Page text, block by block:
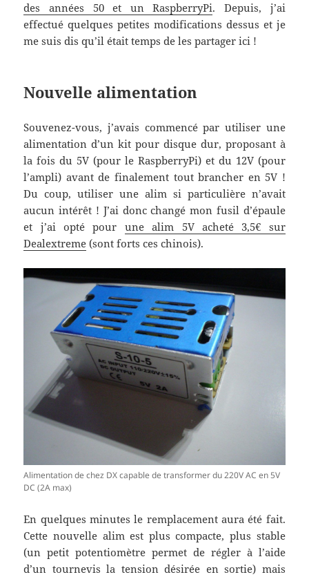
des années 50 et un RaspberryPi. Depuis, j’ai
effectué quelques petites modifications dessus et je
me suis dis qu’il était temps de les partager ici !
Nouvelle alimentation
Souvenez-vous, j’avais commencé par utiliser une
alimentation d’un kit pour disque dur, proposant à
la fois du 5V (pour le RaspberryPi) et du 12V (pour
l’ampli) avant de finalement tout brancher en 5V !
Du coup, utiliser une alim si particulière n’avait
aucun intérêt ! J’ai donc changé mon fusil d’épaule
et j’ai opté pour une alim 5V acheté 3,5€ sur
Dealextreme (sont forts ces chinois).
Alimentation de chez DX capable de transformer du 220V AC en 5V
DC (2A max)
En quelques minutes le remplacement aura été fait.
Cette nouvelle alim est plus compacte, plus stable
(un petit potentiomètre permet de régler à l’aide
d’un tournevis la tension désirée en sortie) mais